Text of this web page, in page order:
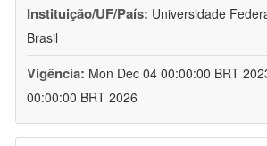
Instituição/UF/País: Universidade
Brasil
Vigência: Mon Dec 04 00:00:00 BRT
00:00:00 BRT 2026